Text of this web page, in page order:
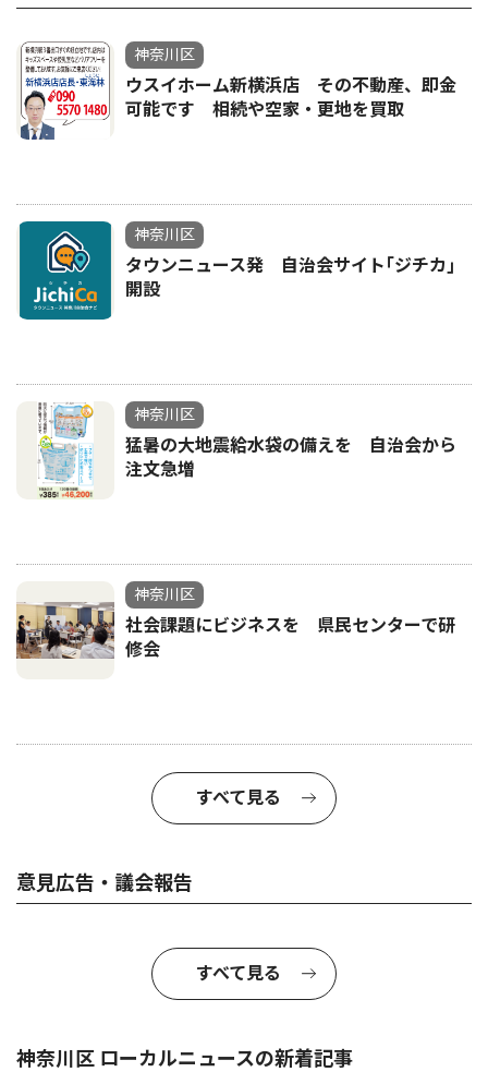
神奈川区
ウスイホーム新横浜店 その不動産、即金
可能です 相続や空家・更地を買取
神奈川区
タウンニュース発 自治会サイト｢ジチカ｣
開設
神奈川区
猛暑の大地震給水袋の備えを 自治会から
注文急増
神奈川区
社会課題にビジネスを 県民センターで研
修会
すべて見る
意見広告・議会報告
すべて見る
神奈川区 ローカルニュースの新着記事